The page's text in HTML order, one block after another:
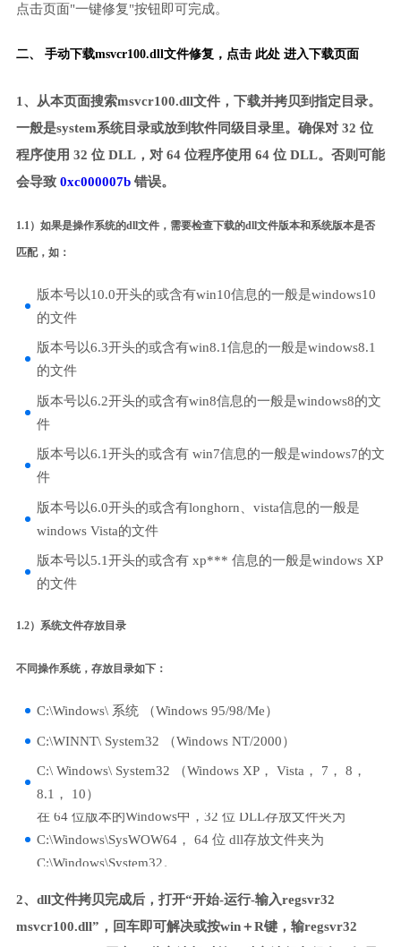
点击页面"一键修复"按钮即可完成。
二、 手动下载msvcr100.dll文件修复， 点击 此处 进入下载页面
1、从本页面搜索msvcr100.dll文件，下载并拷贝到指定目录。
一般是system系统目录或放到软件同级目录里。确保对 32 位
程序使用 32 位 DLL，对 64 位程序使用 64 位 DLL。否则可能
会导致 0xc000007b错误。
1.1）如果是操作系统的dll文件，需要检查下载的dll文件版本和系统版本是否
匹配，如：
版本号以10.0开头的或含有win10信息的一般是windows10
的文件
版本号以6.3开头的或含有win8.1信息的一般是windows8.1
的文件
版本号以6.2开头的或含有win8信息的一般是windows8的文
件
版本号以6.1开头的或含有 win7信息的一般是windows7的文
件
版本号以6.0开头的或含有longhorn、vista信息的一般是
windows Vista的文件
版本号以5.1开头的或含有 xp*** 信息的一般是windows XP
的文件
1.2）系统文件存放目录
不同操作系统，存放目录如下：
C:\Windows\ 系统 （Windows 95/98/Me）
C:\WINNT\ System32 （Windows NT/2000）
C:\ Windows\ System32 （Windows XP， Vista， 7， 8，
8.1， 10）
在 64 位版本的Windows中，32 位 DLL存放文件夹为
C:\Windows\SysWOW64， 64 位 dll存放文件夹为
C:\Windows\System32。
2、dll文件拷贝完成后，打开“开始-运行-输入regsvr32
msvcr100.dll”，回车即可解决或按win＋R键，输regsvr32